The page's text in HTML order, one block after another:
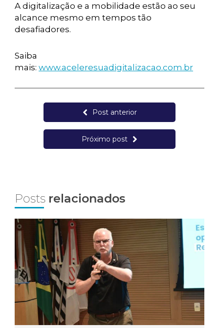
A digitalização e a mobilidade estão ao seu
alcance mesmo em tempos tão
desafiadores.
Saiba
mais: www.aceleresuadigitalizacao.com.br
Post anterior
Próximo post
Posts relacionados